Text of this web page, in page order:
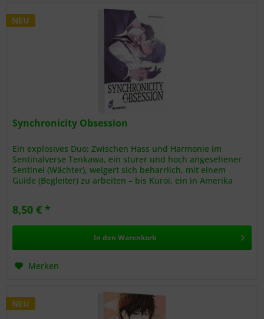
NEU
Synchronicity Obsession
Ein explosives Duo: Zwischen Hass und Harmonie im
Sentinalverse Tenkawa, ein sturer und hoch angesehener
Sentinel (Wächter), weigert sich beharrlich, mit einem
Guide (Begleiter) zu arbeiten – bis Kuroi, ein in Amerika
8,50 € *
In den Warenkorb
Merken
NEU